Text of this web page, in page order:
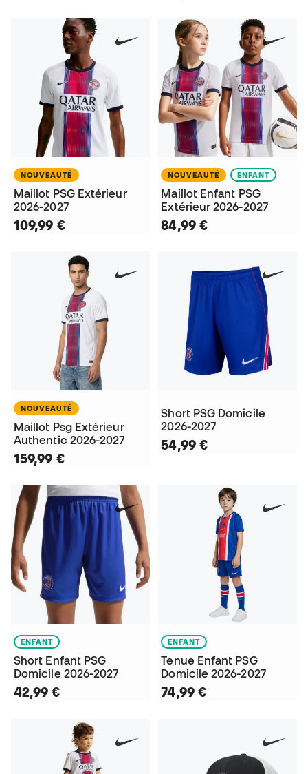
NOUVEAUTÉ
Maillot PSG Extérieur
2026-2027
109,99 €
NOUVEAUTÉ ENFANT
Maillot Enfant PSG
Extérieur 2026-2027
84,99 €
NOUVEAUTÉ
Maillot Psg Extérieur
Authentic 2026-2027
159,99 €
Short PSG Domicile
2026-2027
54,99 €
ENFANT
Short Enfant PSG
Domicile 2026-2027
42,99 €
ENFANT
Tenue Enfant PSG
Domicile 2026-2027
74,99 €